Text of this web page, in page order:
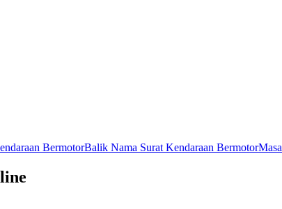
BermotorBalik Nama Surat Kendaraan Bermotor